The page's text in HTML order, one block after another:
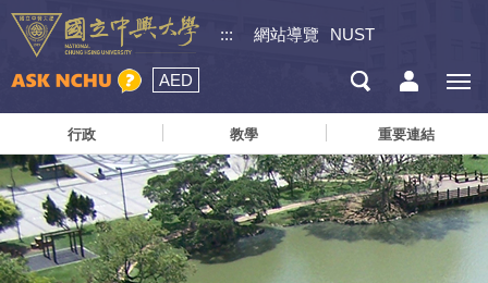
::: 網站導覽 NUST
AED
行政 教學 重要連結